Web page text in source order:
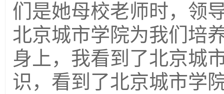
们是她母校老师时，领
北京城市学院为我们培
身上，我看到了北京城
识，看到了北京城市学